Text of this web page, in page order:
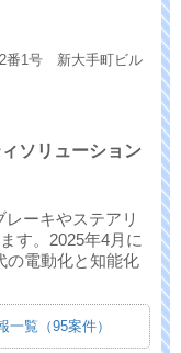
2番1号 新大手町ビル
ソリューション
ーキやステアリ
す。2025年4月に
の電動化と知能化
覧（95案件）